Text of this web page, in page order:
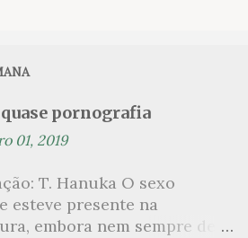
pornografia
01, 2019
T. Hanuka O sexo
esteve presente na
embora nem sempre de